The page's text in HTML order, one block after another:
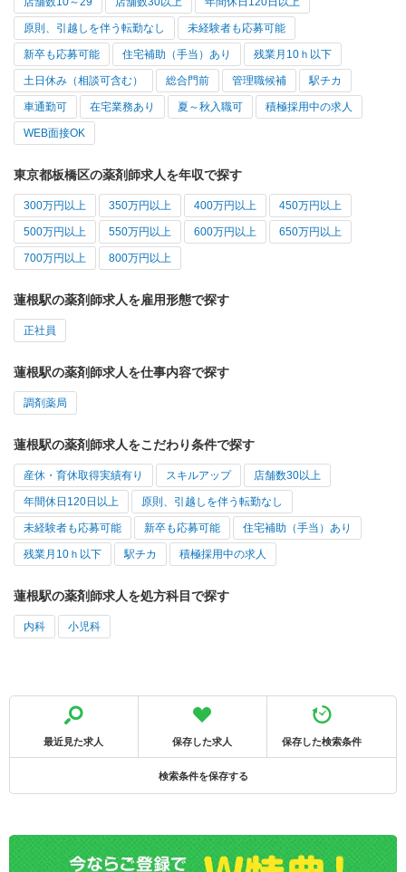
原則、引越しを伴う転勤なし 未経験者も応募可能
新卒も応募可能 住宅補助（手当）あり 残業月10ｈ以下
土日休み（相談可含む） 総合門前 管理職候補 駅チカ
車通勤可 在宅業務あり 夏～秋入職可 積極採用中の求人
WEB面接OK
東京都板橋区の薬剤師求人を年収で探す
300万円以上 350万円以上 400万円以上 450万円以上
500万円以上 550万円以上 600万円以上 650万円以上
700万円以上 800万円以上
蓮根駅の薬剤師求人を雇用形態で探す
正社員
蓮根駅の薬剤師求人を仕事内容で探す
調剤薬局
蓮根駅の薬剤師求人をこだわり条件で探す
産休・育休取得実績有り スキルアップ 店舗数30以上
年間休日120日以上 原則、引越しを伴う転勤なし
未経験者も応募可能 新卒も応募可能 住宅補助（手当）あり
残業月10ｈ以下 駅チカ 積極採用中の求人
蓮根駅の薬剤師求人を処方科目で探す
内科 小児科
最近見た求人 保存した求人 保存した検索条件
検索条件を保存する